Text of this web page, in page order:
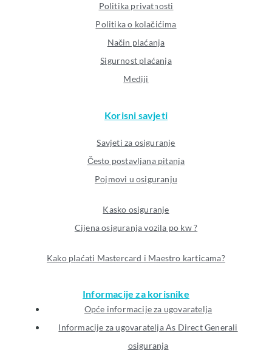
Politika privatnosti
Politika o kolačićima
Način plaćanja
Sigurnost plaćanja
Mediji
Korisni savjeti
Savjeti za osiguranje
Često postavljana pitanja
Pojmovi u osiguranju
Kasko osiguranje
Cijena osiguranja vozila po kw ?
Kako plaćati Mastercard i Maestro karticama?
Informacije za korisnike
Opće informacije za ugovaratelja
Informacije za ugovaratelja As Direct Generali
osiguranja